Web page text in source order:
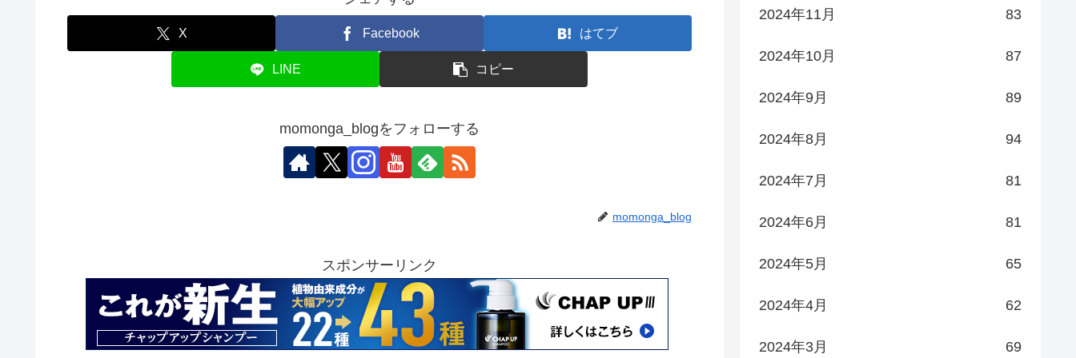
X Facebook はてブ
LINE コピー
momonga_blogをフォローする
momonga_blog
スポンサーリンク
2024年11月 83
2024年10月 87
2024年9月 89
2024年8月 94
2024年7月 81
2024年6月 81
2024年5月 65
2024年4月 62
2024年3月 69